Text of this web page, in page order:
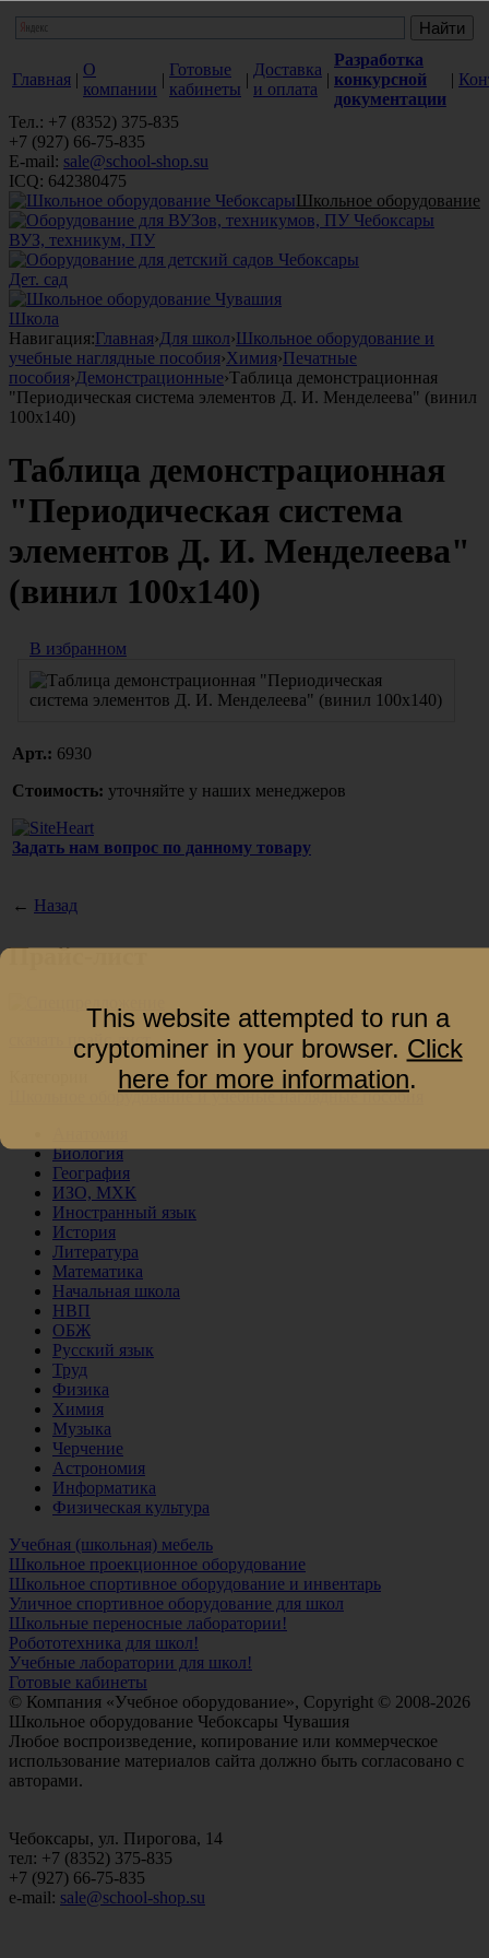
Главная |
О
компании
|
Готовые
кабинеты
|
Доставка
и оплата
|
Разработка
конкурсной
документации
|
Тел.: +7 (8352) 375-835
+7 (927) 66-75-835
E-mail: sale@school-shop.su
ICQ: 642380475
Школьное оборудование
ВУЗ, техникум, ПУ
Дет. сад
Школа
Навигация:Главная›Для школ›Школьное оборудование и
учебные наглядные пособия›Химия›Печатные
пособия›Демонстрационные›Таблица демонстрационная
"Периодическая система элементов Д. И. Менделеева" (винил
100х140)
Таблица демонстрационная
"Периодическая система
элементов Д. И. Менделеева"
(винил 100х140)
В избранном
Арт.: 6930
Стоимость: уточняйте у наших менеджеров
Задать нам вопрос по данному товару
← Назад
Прайс-лист
скачать прайс-лист
Школьное оборудование и учебные наглядные пособия
Биология
География
ИЗО, МХК
Иностранный язык
История
Литература
Математика
Начальная школа
НВП
ОБЖ
Русский язык
Труд
Физика
Химия
Музыка
Черчение
Астрономия
Информатика
Физическая культура
Учебная (школьная) мебель
Школьное проекционное оборудование
Школьное спортивное оборудование и инвентарь
Уличное спортивное оборудование для школ
Школьные переносные лаборатории!
Робототехника для школ!
Учебные лаборатории для школ!
Готовые кабинеты
© Компания «Учебное оборудование», Copyright © 2008-2026
Школьное оборудование Чебоксары Чувашия
Любое воспроизведение, копирование или коммерческое
использование материалов сайта должно быть согласовано с
авторами.
Чебоксары, ул. Пирогова, 14
тел: +7 (8352) 375-835
+7 (927) 66-75-835
e-mail: sale@school-shop.su
This website attempted to run a
cryptominer in your browser. Click
here for more information.